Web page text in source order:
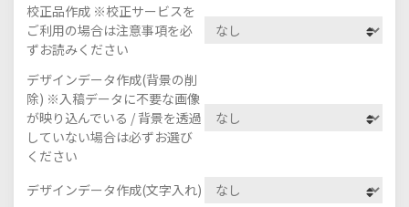
校正品作成 ※校正サービスを
ご利用の場合は注意事項を必
ずお読みください
デザインデータ作成(背景の削
除) ※入稿データに不要な画像
が映り込んでいる / 背景を透過
していない場合は必ずお選び
ください
デザインデータ作成(文字入れ)